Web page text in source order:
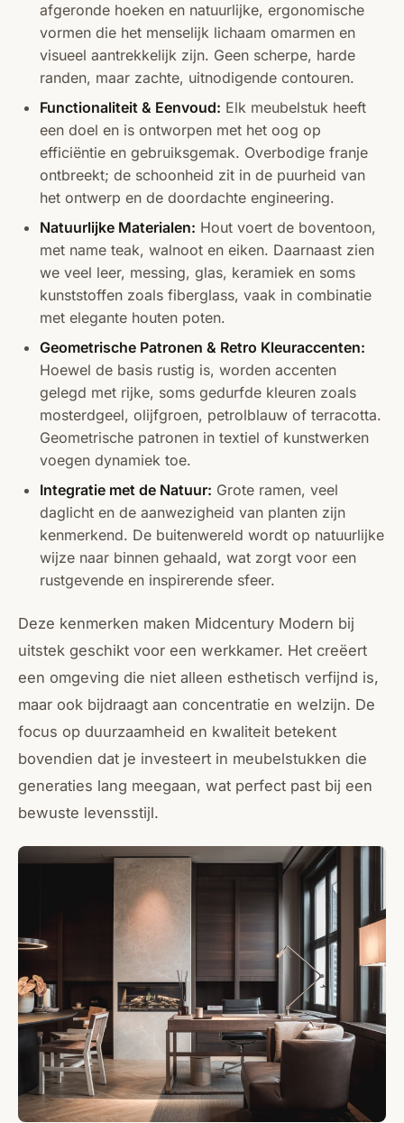
afgeronde hoeken en natuurlijke, ergonomische
vormen die het menselijk lichaam omarmen en
visueel aantrekkelijk zijn. Geen scherpe, harde
randen, maar zachte, uitnodigende contouren.
Functionaliteit & Eenvoud: Elk meubelstuk heeft
een doel en is ontworpen met het oog op
efficiëntie en gebruiksgemak. Overbodige franje
ontbreekt; de schoonheid zit in de puurheid van
het ontwerp en de doordachte engineering.
Natuurlijke Materialen: Hout voert de boventoon,
met name teak, walnoot en eiken. Daarnaast zien
we veel leer, messing, glas, keramiek en soms
kunststoffen zoals fiberglass, vaak in combinatie
met elegante houten poten.
Geometrische Patronen & Retro Kleuraccenten:
Hoewel de basis rustig is, worden accenten
gelegd met rijke, soms gedurfde kleuren zoals
mosterdgeel, olijfgroen, petrolblauw of terracotta.
Geometrische patronen in textiel of kunstwerken
voegen dynamiek toe.
Integratie met de Natuur: Grote ramen, veel
daglicht en de aanwezigheid van planten zijn
kenmerkend. De buitenwereld wordt op natuurlijke
wijze naar binnen gehaald, wat zorgt voor een
rustgevende en inspirerende sfeer.
Deze kenmerken maken Midcentury Modern bij
uitstek geschikt voor een werkkamer. Het creëert
een omgeving die niet alleen esthetisch verfijnd is,
maar ook bijdraagt aan concentratie en welzijn. De
focus op duurzaamheid en kwaliteit betekent
bovendien dat je investeert in meubelstukken die
generaties lang meegaan, wat perfect past bij een
bewuste levensstijl.